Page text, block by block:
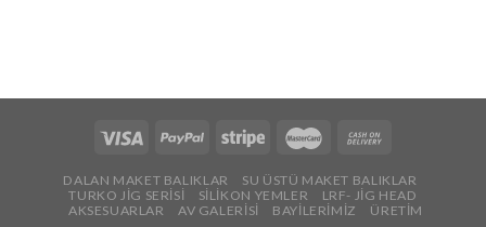
DALAN MAKET BALIKLAR
SU ÜSTÜ MAKET BALIKLAR
TURKO JİG SERİSİ
SİLİKON YEMLER
LRF- JİG HEAD
AKSESUARLAR
AV GALERİSİ BAYİLERİMİZ ÜRETİM